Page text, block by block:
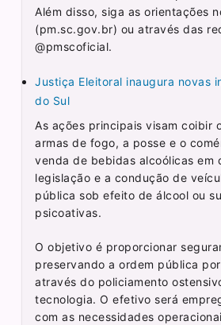
Além disso, siga as orientações
(pm.sc.gov.br) ou através das
@pmscoficial.
Justiça Eleitoral inaugura novas
do Sul
As ações principais visam coibir
armas de fogo, a posse e o
venda de bebidas alcoólicas em
legislação e a condução de
pública sob efeito de álcool ou
psicoativas.
O objetivo é proporcionar
preservando a ordem pública
através do policiamento
tecnologia. O efetivo será
com as necessidades